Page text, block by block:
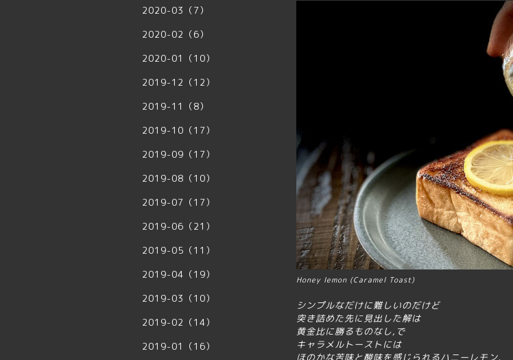
Honey lemon (Caramel Toast)
シンプルなだけに難しいのだけど
突き詰めた先に見出した解は
黄金比に勝るものなし,で
キャラメルトーストには
ほのかな苦味と酸味を感じられるハニーレモン,
2020-03（7）
2020-02（6）
2020-01（10）
2019-12（12）
2019-11（8）
2019-10（17）
2019-09（17）
2019-08（10）
2019-07（17）
2019-06（21）
2019-05（11）
2019-04（19）
2019-03（10）
2019-02（14）
2019-01（16）